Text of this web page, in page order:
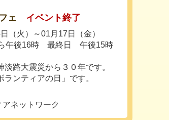
ェ イベント終了
（火）～01月17日（金）
午後16時 最終日 午後15時
路大震災から３０年です。
ランティアの日」です。
ネットワーク